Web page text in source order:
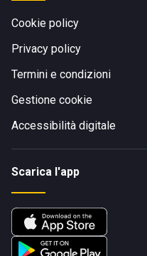
Cookie policy
Privacy policy
Termini e condizioni
Gestione cookie
Accessibilità digitale
Scarica l'app